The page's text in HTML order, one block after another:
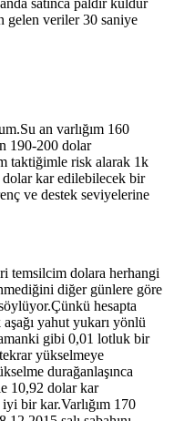
satınca paldır küldür
gelen veriler 30 saniye
an varlığım 160
190-200 dolar
taktiğimle risk alarak 1k
dolar kar edilebilecek bir
ve destek seviyelerine
temsilcim dolara herhangi
diğer günlere göre
hesapta
yahut yukarı yönlü
gibi 0,01 lotluk bir
yükselmeye
durağanlaşınca
10,92 dolar kar
bir kar.Varlığım 170